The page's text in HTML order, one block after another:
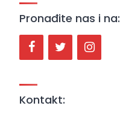
Pronađite nas i na:
Kontakt: